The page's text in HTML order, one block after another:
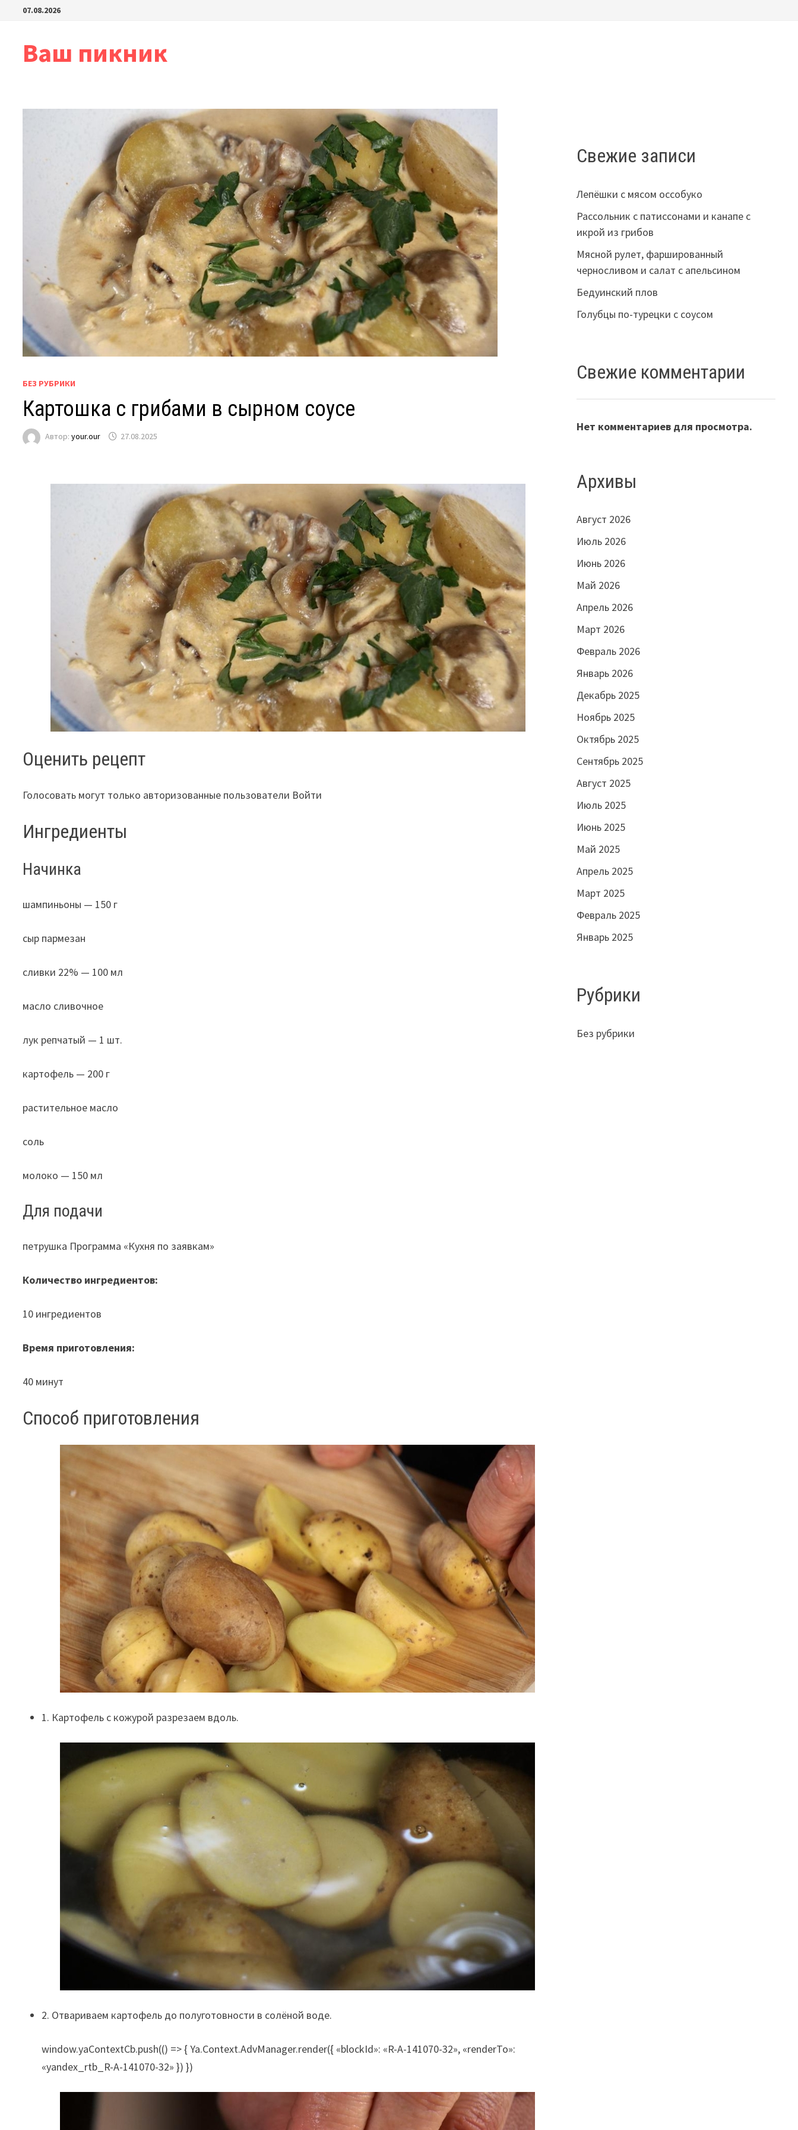
Перейти07.08.2026
Ваш пикник
БЕЗ РУБРИКИ
Картошка с грибами в сырном соусе
Автор:your.our 27.08.2025
Оценить рецепт
Голосовать могут только авторизованные пользователи Войти
Ингредиенты
Начинка
шампиньоны — 150 г
сыр пармезан
сливки 22% — 100 мл
масло сливочное
лук репчатый — 1 шт.
картофель — 200 г
растительное масло
соль
молоко — 150 мл
Для подачи
петрушка Программа «Кухня по заявкам»
Количество ингредиентов:
10 ингредиентов
Время приготовления:
40 минут
Способ приготовления
1. Картофель с кожурой разрезаем вдоль.
2. Отвариваем картофель до полуготовности в солёной воде.
window.yaContextCb.push(() => { Ya.Context.AdvManager.render({ «blockId»: «R-A-141070-32», «renderTo»:
«yandex_rtb_R-A-141070-32» }) })
Свежие записи
Лепёшки с мясом оссобуко
Рассольник с патиссонами и канапе с
икрой из грибов
Мясной рулет, фаршированный
черносливом и салат с апельсином
Бедуинский плов
Голубцы по-турецки с соусом
Свежие комментарии
Нет комментариев для просмотра.
Архивы
Август 2026
Июль 2026
Июнь 2026
Май 2026
Апрель 2026
Март 2026
Февраль 2026
Январь 2026
Декабрь 2025
Ноябрь 2025
Октябрь 2025
Сентябрь 2025
Август 2025
Июль 2025
Июнь 2025
Май 2025
Апрель 2025
Март 2025
Февраль 2025
Январь 2025
Рубрики
Без рубрики